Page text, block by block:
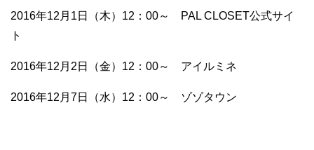
2016年12月1日（木）12：00～ PAL CLOSET公式サイ
ト
2016年12月2日（金）12：00～ アイルミネ
2016年12月7日（水）12：00～ ゾゾタウン